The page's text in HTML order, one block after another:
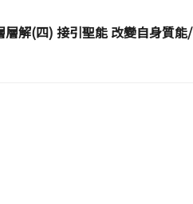
層解(四) 接引聖能 改變自身質能/